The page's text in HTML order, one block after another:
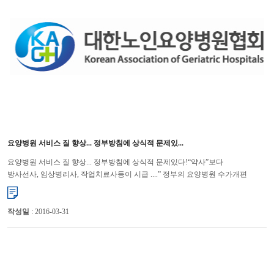
요양병원 서비스 질 향상... 정부방침에 상식적 문제있...
요양병원 서비스 질 향상... 정부방침에 상식적 문제있다!“약사”보다
방사선사, 임상병리사, 작업치료사등이 시급 ....” 정부의 요양병원 수가개편
방향에 대해 당초 취지와 동떨어진 약사, 의무 기록사...
작성일 : 2016-03-31